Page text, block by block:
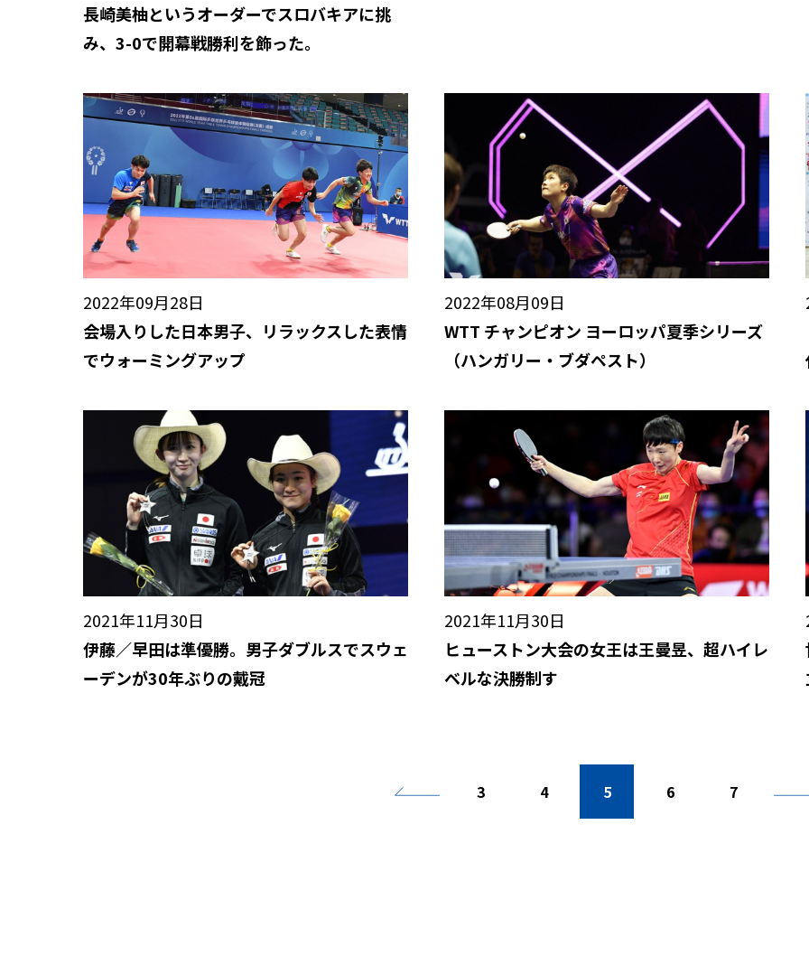
長崎美柚というオーダーでスロバキアに挑
み、3-0で開幕戦勝利を飾った。
2022年09月28日
会場入りした日本男子、リラックスした表情
でウォーミングアップ
2022年08月09日
WTT チャンピオン ヨーロッパ夏季シリーズ
（ハンガリー・ブダペスト）
2021年11月30日
伊藤／早田は準優勝。男子ダブルスでスウェ
ーデンが30年ぶりの戴冠
2021年11月30日
ヒューストン大会の女王は王曼昱、超ハイレ
ベルな決勝制す
3 4 5 6 7